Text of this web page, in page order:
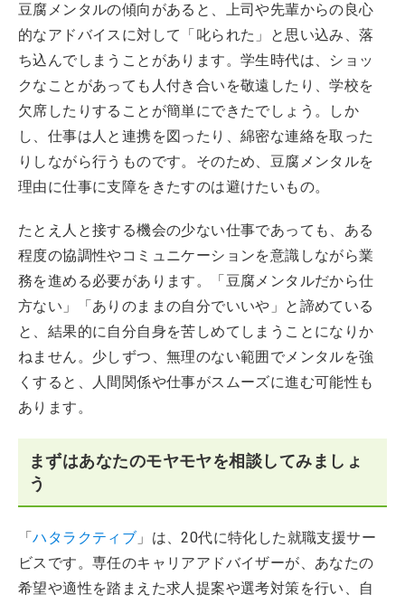
豆腐メンタルの傾向があると、上司や先輩からの良心
的なアドバイスに対して「叱られた」と思い込み、落
ち込んでしまうことがあります。学生時代は、ショッ
クなことがあっても人付き合いを敬遠したり、学校を
欠席したりすることが簡単にできたでしょう。しか
し、仕事は人と連携を図ったり、綿密な連絡を取った
りしながら行うものです。そのため、豆腐メンタルを
理由に仕事に支障をきたすのは避けたいもの。
たとえ人と接する機会の少ない仕事であっても、ある
程度の協調性やコミュニケーションを意識しながら業
務を進める必要があります。「豆腐メンタルだから仕
方ない」「ありのままの自分でいいや」と諦めている
と、結果的に自分自身を苦しめてしまうことになりか
ねません。少しずつ、無理のない範囲でメンタルを強
くすると、人間関係や仕事がスムーズに進む可能性も
あります。
まずはあなたのモヤモヤを相談してみましょ
う
「ハタラクティブ 」は、20代に特化した就職支援サー
ビスです。専任のキャリアアドバイザーが、あなたの
希望や適性を踏まえた求人提案や選考対策を行い、自